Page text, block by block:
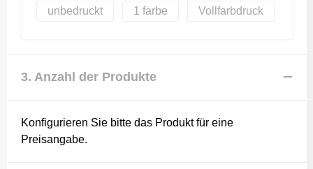
unbedruckt 1 Vollfarbdruck
3. Anzahl der Produkte
Konfigurieren Sie bitte das Produkt für eine
Preisangabe.